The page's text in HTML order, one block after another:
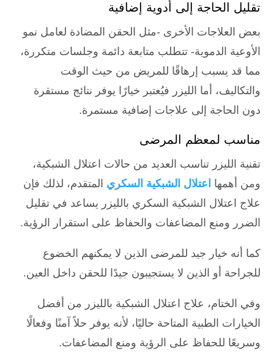
تقليل الحاجة إلى أدوية إضافية
بعض العلاجات الأخرى -مثل الحقن المضادة لعامل نمو
الأوعية الدموية- تتطلب متابعة دائمة وجلسات متكررة،
مما قد يسبب إرهاقًا للمريض من حيث الوقت
والتكاليف، أما الليزر فيُعتبر خيارًا يوفر نتائج مستقرة
دون الحاجة إلى علاجات إضافية مستمرة.
مناسب لمعظم المرضى
تقنية الليزر تناسب العديد من حالات اعتلال الشبكية،
ومن أهمها اعتلال الشبكية السكري المتقدم، لذلك فإن
علاج اعتلال الشبكية السكري بالليزر يساعد في تقليل
الضرر ومنع المضاعفات والحفاظ على استقرار الرؤية.
كما أنه خيار جيد للمرضى الذين لا يمكنهم الخضوع
للجراحة أو الذين لا يستجيبون جيدًا للحقن داخل العين.
وفي الختام، علاج اعتلال الشبكية بالليزر من أفضل
الخيارات الطبية المتاحة حاليًا، لأنه يوفر حلاً آمنًا وفعالًا
وسريعًا للحفاظ على الرؤية ومنع المضاعفات.